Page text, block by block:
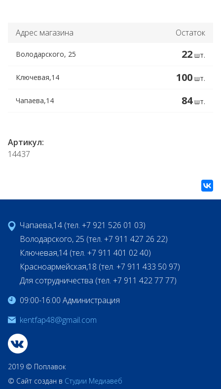
Адрес магазина Остаток
Володарского, 25 22 шт.
Ключевая,14 100 шт.
Чапаева,14 84шт.
Артикул:
14437
Чапаева,14 (тел. +7 921 526 01 03)
Володарского, 25 (тел. +7 911 427 26 22)
Ключевая,14 (тел. +7 911 401 02 40)
Красноармейская,18 (тел. +7 911 433 50 97)
Для сотрудничества (тел. +7 911 422 77 77)
09:00-16:00 Администрация
kentfap48@gmail.com
2019 © Поплавок
© Сайт создан в Студии Медиавеб